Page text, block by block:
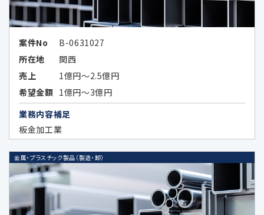
に開示又は提供することはありません。
お客様ご本人が同意されている場合
法令などの定めにより開示が必要な場
合
当社が第三者に本ポリシーに定める利
用目的の達成に必要な範囲内において
個人データの取扱いの全部又は一部を
め秘密保持の義務を負わせている場合
データのハッシュ化、統計化の方法等に
より特定の個人を識別できない形式に加
案件No
B-0631027
所在地
関西
売上
1億円～2.5億円
希望金額 1億円～3億円
業務内容補足
板金加工業
金属・プラスチック製品（製造・卸）